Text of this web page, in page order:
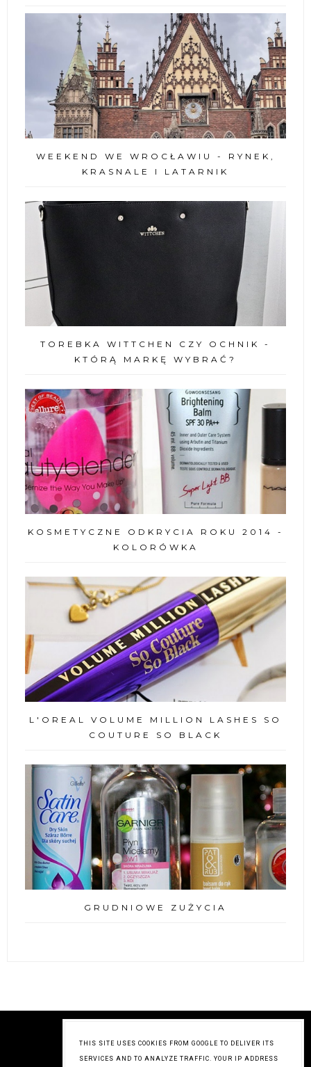
WEEKEND WE WROCŁAWIU - RYNEK,
KRASNALE I LATARNIK
TOREBKA WITTCHEN CZY OCHNIK -
KTÓRĄ MARKĘ WYBRAĆ?
KOSMETYCZNE ODKRYCIA ROKU 2014 -
KOLORÓWKA
L'OREAL VOLUME MILLION LASHES SO
COUTURE SO BLACK
GRUDNIOWE ZUŻYCIA
THIS SITE USES COOKIES FROM GOOGLE TO DELIVER ITS
SERVICES AND TO ANALYZE TRAFFIC. YOUR IP ADDRESS